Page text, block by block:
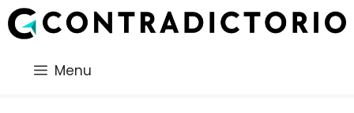
Saltar
al
Menu